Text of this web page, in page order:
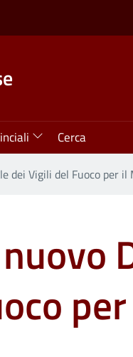
Cerca
dei Vigili del Fuoco per il